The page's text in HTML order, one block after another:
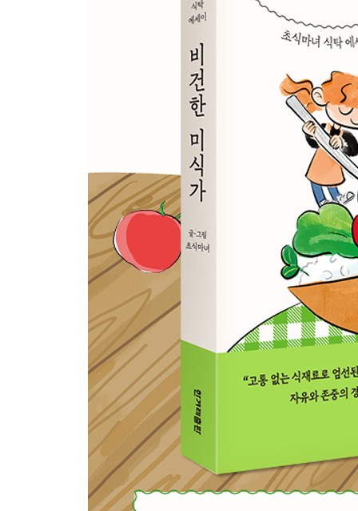
소중하고 사소한 식사
└[오늘의 레시피] 김치 칼제비
└[오늘의 레시피] 들깨 수제비
└[오늘의 레시피] 두부 오이 비빔국수
위로를 잘하는 사람
└[오늘의 레시피] 고추장찌개
다재다능 만능
└[오늘의 레시피] 만능 쌈장
이름 붙이는 일
└[오늘의 레시피] 비건 새우 파스타
조화로운 식사
└[오늘의 레시피] 채소 전골
초식마녀 툰: 마주 보는 시간
3부 모두가 환대받는 식탁